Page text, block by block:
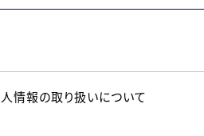
情報の取り扱いについて